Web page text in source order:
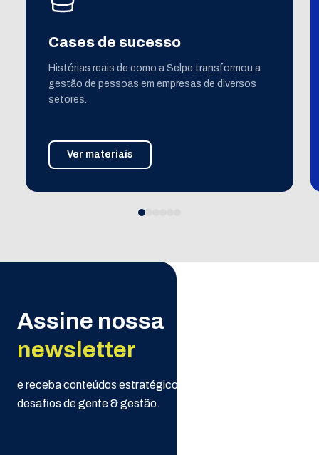
Cases de sucesso
Histórias reais de como a Selpe transformou a
gestão de pessoas em empresas de diversos
setores.
Ver materiais
Assine nossa
newsletter
e receba conteúdos estratégicos da Selpe para seus
desafios de gente & gestão.